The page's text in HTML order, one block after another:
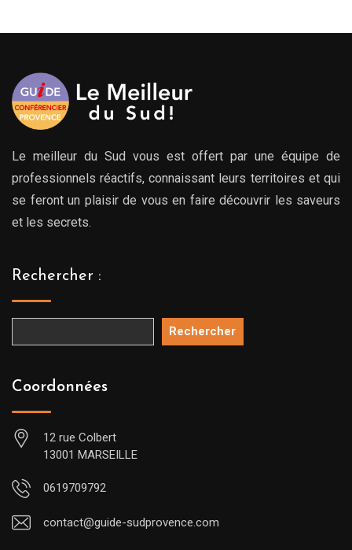
769.00€
à
Le meilleur du Sud vous est offert par une équipe de
professionnels réactifs, connaissant leurs territoires et qui
se feront un plaisir de vous en faire découvrir les saveurs
et les secrets.
Rechercher :
Rechercher
Coordonnées
12 rue Colbert
13001 MARSEILLE
0619709792
contact@guide-sudprovence.com